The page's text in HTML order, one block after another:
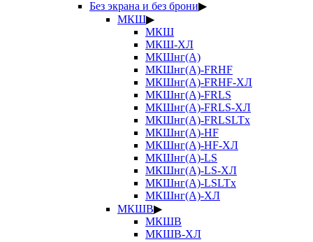
Без экрана и без брони▶
МКШ▶
МКШ
МКШ-ХЛ
МКШнг(А)
МКШнг(А)-FRHF
МКШнг(А)-FRHF-ХЛ
МКШнг(А)-FRLS
МКШнг(А)-FRLS-ХЛ
МКШнг(А)-FRLSLTx
МКШнг(А)-HF
МКШнг(А)-HF-ХЛ
МКШнг(А)-LS
МКШнг(А)-LS-ХЛ
МКШнг(А)-LSLTx
МКШнг(А)-ХЛ
МКШВ▶
МКШВ
МКШВ-ХЛ